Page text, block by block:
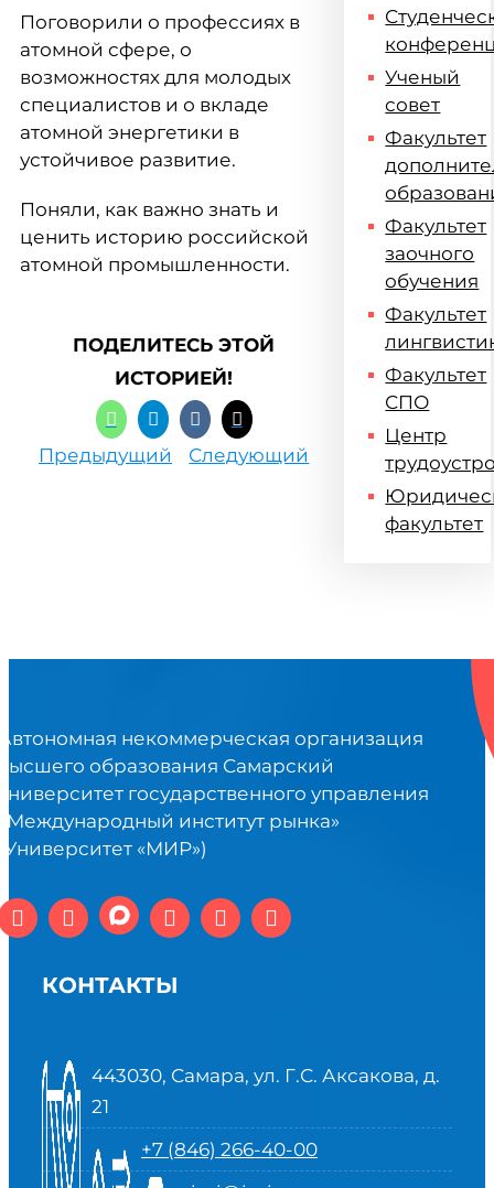
Поговорили о профессиях в
атомной сфере, о
возможностях для молодых
специалистов и о вкладе
атомной энергетики в
устойчивое развитие.
Поняли, как важно знать и
ценить историю российской
атомной промышленности.
ПОДЕЛИТЕСЬ ЭТОЙ
ИСТОРИЕЙ!
Предыдущий Следующий
Ученый
совет
Факультет
Факультет
заочного
обучения
Факультет
Факультет
СПО
Центр
факультет
некоммерческая организация
образования Самарский
государственного управления
институт рынка»
«МИР»)
КОНТАКТЫ
443030, Самара, ул. Г.С. Аксакова, д.
21
+7 (846) 266-40-00